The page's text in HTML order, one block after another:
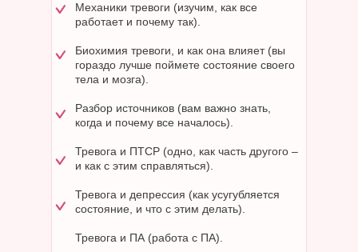
Механики тревоги (изучим, как все
работает и почему так).
Биохимия тревоги, и как она влияет (вы
гораздо лучше поймете состояние своего
тела и мозга).
Разбор источников (вам важно знать,
когда и почему все началось).
Тревога и ПТСР (одно, как часть другого –
и как с этим справляться).
Тревога и депрессия (как усугубляется
состояние, и что с этим делать).
Тревога и ПА (работа с ПА).